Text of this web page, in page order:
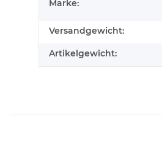
Marke:
Versandgewicht:
Artikelgewicht: